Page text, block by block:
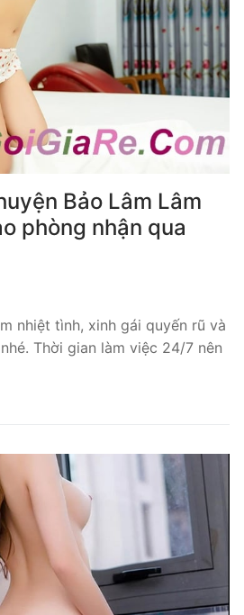
Bảo Lâm Lâm
phòng nhận qua
nhiệt tình, xinh gái quyến rũ và
Thời gian làm việc 24/7 nên